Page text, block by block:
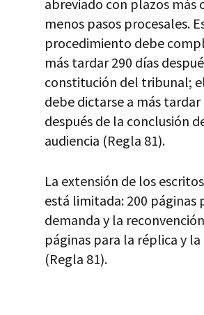
abreviado con plazos más
menos pasos procesales.
procedimiento debe
más tardar 290 días
constitución del tribunal;
debe dictarse a más tardar
después de la conclusión
audiencia (Regla 81).
La extensión de los
está limitada: 200 páginas
demanda y la
páginas para la réplica y
(Regla 81).